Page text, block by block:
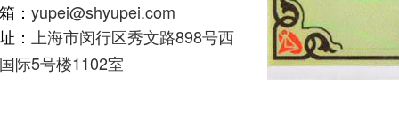
： yupei@shyupei.com
：
上海市闵行区秀文路898号西
际5号楼1102室